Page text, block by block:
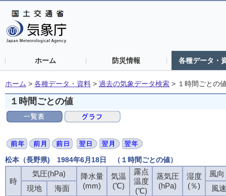
ホーム 防災情報 各種データ・
ホーム > 各種データ・資料 > 過去の気象データ検索 > １時間ごとの
１時間ごとの値
松本（長野県) 1984年6月18日 （１時間ごとの値）
時
気圧(hPa)
降水量
(mm)
気温
(℃)
露点
温度
(℃)
蒸気圧
(hPa)
湿度
(％)
風
現地
海面
風速